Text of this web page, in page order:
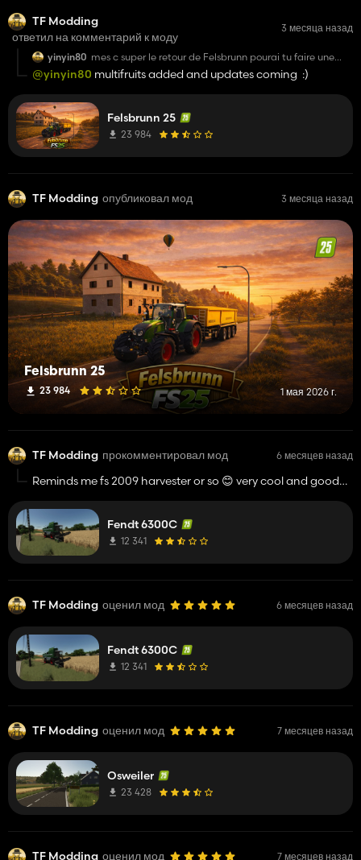
TF Modding
ответил на комментарий к моду
3 месяца назад
yinyin80 mes c super le retour de Felsbrunn pourai tu faire une
version miltifruits
@yinyin80 multifruits added and updates coming :)
Felsbrunn 25
23 984
TF Modding опубликовал мод 3 месяца назад
Felsbrunn 25
23 984 1 мая 2026 г.
TF Modding прокомментировал мод 6 месяцев назад
Reminds me fs 2009 harvester or so 😊 very cool and good
Fendt 6300C
12 341
TF Modding оценил мод 6 месяцев назад
Fendt 6300C
12 341
TF Modding оценил мод 7 месяцев назад
Osweiler
23 428
TF Modding оценил мод 7 месяцев назад